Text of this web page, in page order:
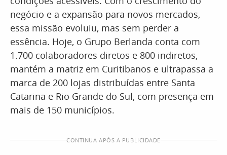
negócio e a expansão para novos mercados,
essa missão evoluiu, mas sem perder a
essência. Hoje, o Grupo Berlanda conta com
1.700 colaboradores diretos e 800 indiretos,
mantém a matriz em Curitibanos e ultrapassa a
marca de 200 lojas distribuídas entre Santa
Catarina e Rio Grande do Sul, com presença em
mais de 150 municípios.
CONTINUA APÓS A PUBLICIDADE